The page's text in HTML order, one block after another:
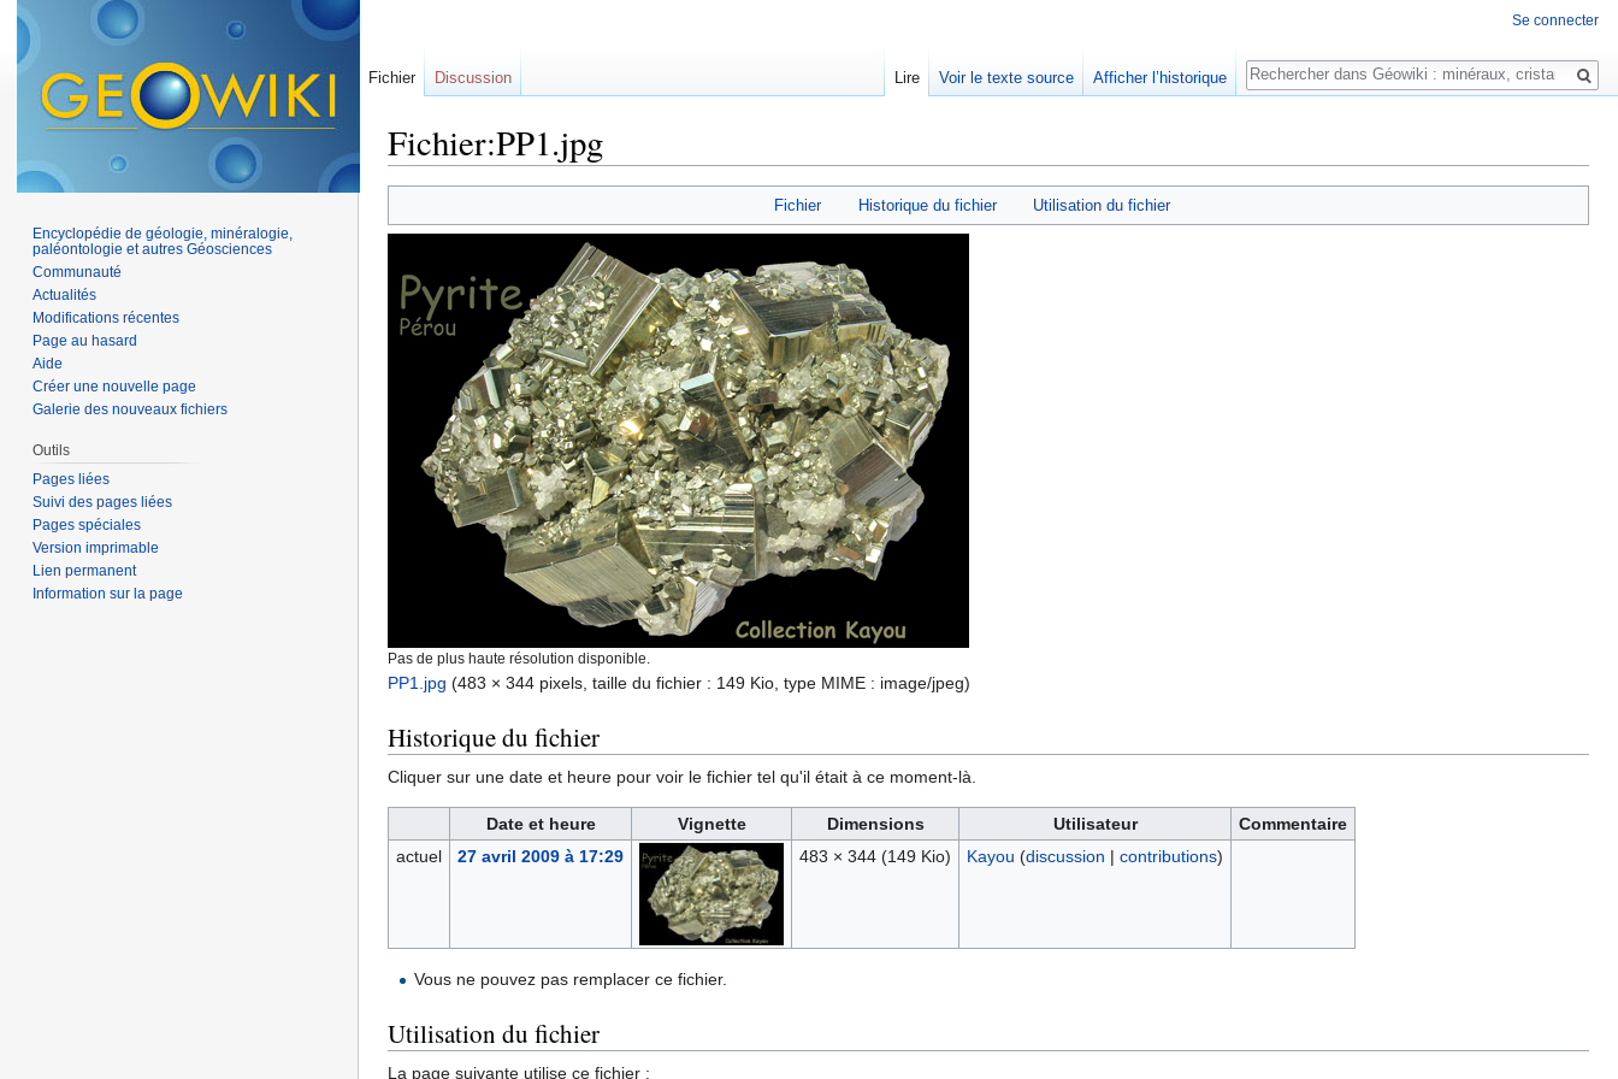
Fichier:PP1.jpg
Fichier Historique du fichier Utilisation du fichier
Pas de plus haute résolution disponible.
PP1.jpg (483 × 344 pixels, taille du fichier : 149 Kio, type MIME : image/jpeg)
Historique du fichier
Cliquer sur une date et heure pour voir le fichier tel qu'il était à ce moment-là.
Date et heure Vignette Dimensions Utilisateur
Commentaire
actuel
27 avril 2009 à 17:29 483 × 344 (149 Kio) Kayou (discussion | contributions)
Vous ne pouvez pas remplacer ce fichier.
Utilisation du fichier
La page suivante utilise ce fichier :
Se connecter
Fichier Discussion Lire Voir le texte source Afficher l’historique
Rechercher
Encyclopédie de géologie, minéralogie,
paléontologie et autres Géosciences
Communauté
Actualités
Modifications récentes
Page au hasard
Aide
Créer une nouvelle page
Galerie des nouveaux fichiers
Outils
Pages liées
Suivi des pages liées
Pages spéciales
Version imprimable
Lien permanent
Information sur la page